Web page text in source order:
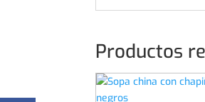
Productos